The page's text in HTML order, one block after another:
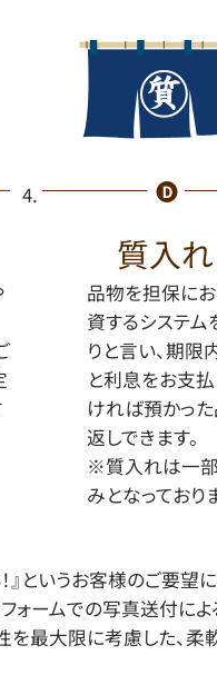
質入れ
品物を担保に
資するシステム
りと言い、期限
と利息をお支
ければ預かっ
返しできます。
※質入れは一
みとなっており
』というお客様のご要望
ォームでの写真送付に
を最大限に考慮した、柔